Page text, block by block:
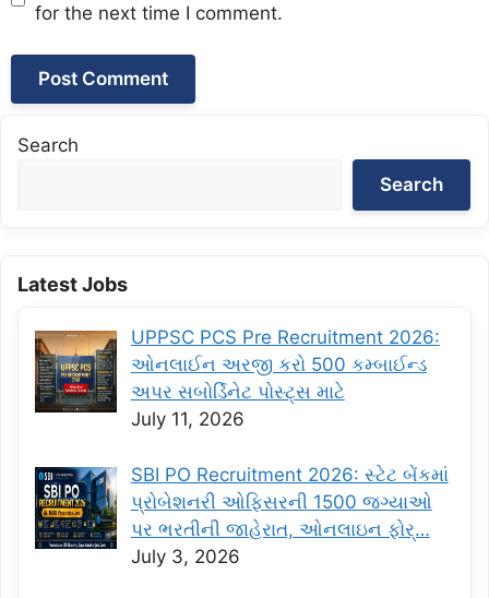
for the next time I comment.
Search
Search
Latest Jobs
UPPSC PCS Pre Recruitment 2026:
ઓનલાઈન અરજી કરો 500 કમ્બાઈન્ડ
અપર સબોર્ડિનેટ પોસ્ટ્સ માટે
July 11, 2026
SBI PO Recruitment 2026: સ્ટેટ બેંકમાં
પ્રોબેશનરી ઓફિસરની 1500 જગ્યાઓ
પર ભરતીની જાહેરાત, ઓનલાઇન ફોર્…
July 3, 2026